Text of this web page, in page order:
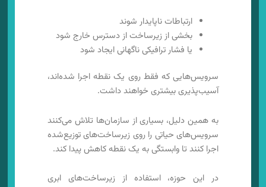
ارتباطات ناپایدار شوند
بخشی از زیرساخت از دسترس خارج شود
یا فشار ترافیکی ناگهانی ایجاد شود
سرویس‌هایی که فقط روی یک نقطه اجرا شده‌اند،
آسیب‌پذیری بیشتری خواهند داشت.
به همین دلیل، بسیاری از سازمان‌ها تلاش می‌کنند
سرویس‌های حیاتی را روی زیرساخت‌های توزیع‌شده
اجرا کنند تا وابستگی به یک نقطه کاهش پیدا کند.
در این حوزه، استفاده از زیرساخت‌های ابری